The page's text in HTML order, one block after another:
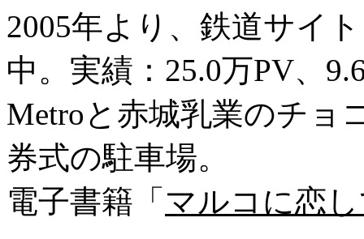
2005年より、鉄道サイ
中。実績：25.0万PV、
Metroと赤城乳業のチョ
券式の駐車場。
電子書籍「 マルコに恋